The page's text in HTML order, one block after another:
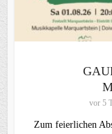
vor 5
Zum feierlichen